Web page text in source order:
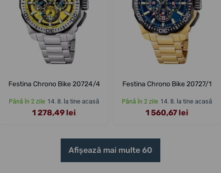
Festina Chrono Bike 20724/4
Până în 2 zile 14. 8. la tine acasă
1 278,49 lei
Festina Chrono Bike 20727/1
Până în 2 zile 14. 8. la tine acasă
1 560,67 lei
Afișează mai multe 60